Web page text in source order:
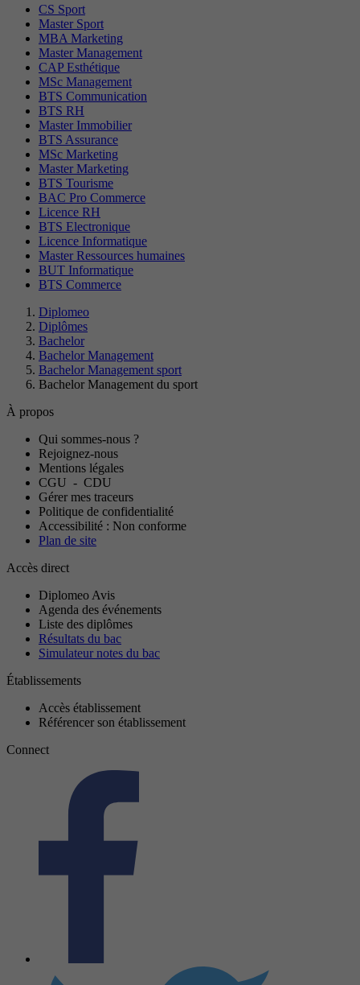
CS Sport
Master Sport
MBA Marketing
Master Management
CAP Esthétique
MSc Management
BTS Communication
BTS RH
Master Immobilier
BTS Assurance
MSc Marketing
Master Marketing
BTS Tourisme
BAC Pro Commerce
Licence RH
BTS Electronique
Licence Informatique
Master Ressources humaines
BUT Informatique
BTS Commerce
Diplomeo
Diplômes
Bachelor
Bachelor Management
Bachelor Management sport
Bachelor Management du sport
À propos
Qui sommes-nous ?
Rejoignez-nous
Mentions légales
CGU - CDU
Gérer mes traceurs
Politique de confidentialité
Accessibilité : Non conforme
Plan de site
Accès direct
Diplomeo Avis
Agenda des événements
Liste des diplômes
Résultats du bac
Simulateur notes du bac
Établissements
Accès établissement
Référencer son établissement
Connect